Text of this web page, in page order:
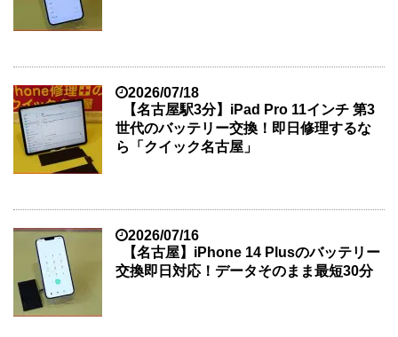
2026/07/18
【名古屋駅3分】iPad Pro 11インチ 第3
世代のバッテリー交換！即日修理するな
ら「クイック名古屋」
2026/07/16
【名古屋】iPhone 14 Plusのバッテリー
交換即日対応！データそのまま最短30分